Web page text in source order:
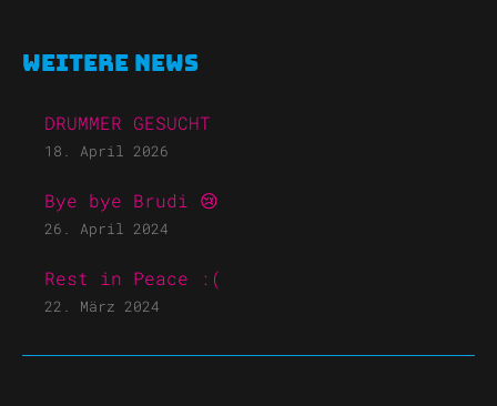
Weitere News
DRUMMER GESUCHT
18. April 2026
Bye bye Brudi 😢
26. April 2024
Rest in Peace :(
22. März 2024